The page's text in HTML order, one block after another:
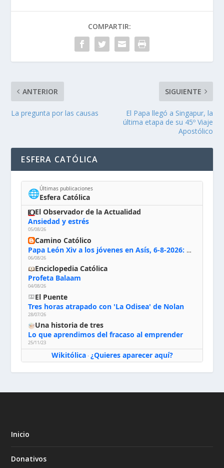
COMPARTIR:
ANTERIOR
La pregunta por las causas
SIGUIENTE
El Papa llegó a Singapur, la
última etapa de su 45º Viaje
Apostólico
ESFERA CATÓLICA
🌐Últimas publicaciones
Esfera Católica
El Observador de la Actualidad
Ansiedad y estrés
05/08/26
Camino Católico
Papa León Xiv a los jóvenes en Asís, 6-8-2026: «De san Francisco aprendan la radicalidad evangélica: no los vuelve ciegos ni violentos, sino sensibles, atentos, siempre en el seguimiento de Jesús, humildes y acogiendo a todos»
06/08/26
Enciclopedia Católica
Profeta Balaam
04/08/26
El Puente
Tres horas atrapado con 'La Odisea' de Nolan
28/07/26
Una historia de tres
Lo que aprendimos del fracaso al emprender
25/11/23
Wikitólica· ¿Quieres aparecer aquí?
Inicio
Donativos